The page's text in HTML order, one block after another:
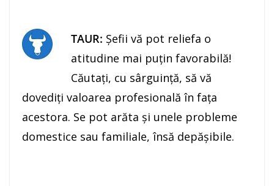
TAUR: Şefii vă pot reliefa o
atitudine mai puțin favorabilă!
Căutaţi, cu sârguinţă, să vă
dovediţi valoarea profesională în faţa
acestora. Se pot arăta şi unele probleme
domestice sau familiale, însă depăşibile.